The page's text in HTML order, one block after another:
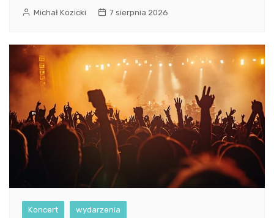
Michał Kozicki 7 sierpnia 2026
Koncert wydarzenia